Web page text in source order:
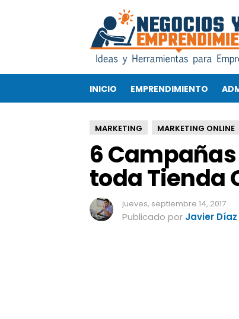
a
m
ñ
a
s
d
e
E
m
a
l
M
INICIO EMPRENDIMIENTO
MARKETING MARKETING ONLINE
6
toda Tienda
jueves, septiembre 14, 2017
Publicado por Javier Díaz